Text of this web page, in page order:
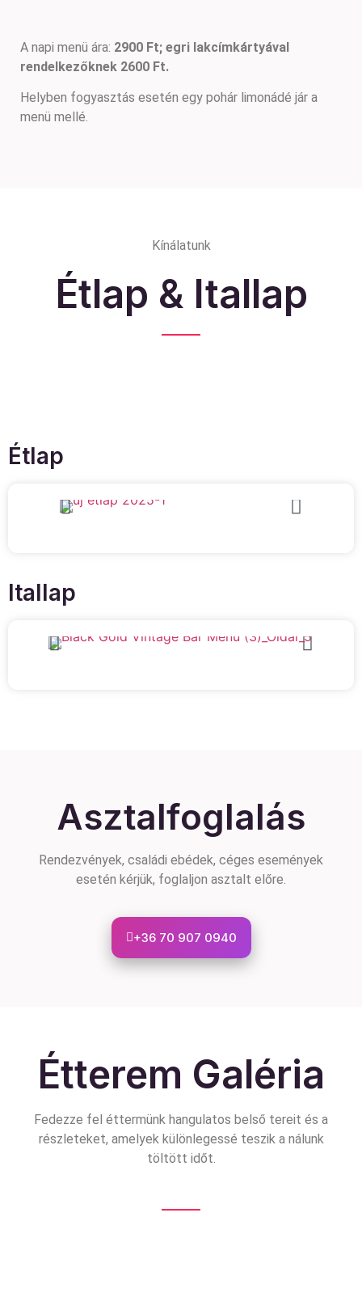
A napi menü ára: 2900 Ft; egri lakcímkártyával
rendelkezőknek 2600 Ft.
Helyben fogyasztás esetén egy pohár limonádé jár a
menü mellé.
Kínálatunk
Étlap & Itallap
Étlap
Itallap
Asztalfoglalás
Rendezvények, családi ebédek, céges események
esetén kérjük, foglaljon asztalt előre.
+36 70 907 0940
Étterem Galéria
Fedezze fel éttermünk hangulatos belső tereit és a
részleteket, amelyek különlegessé teszik a nálunk
töltött időt.